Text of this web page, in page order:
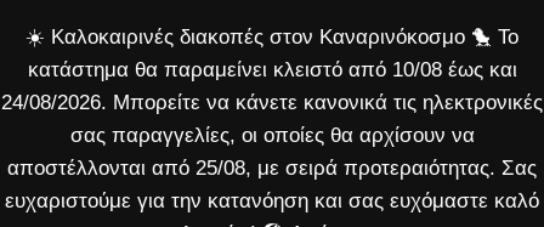
☀️ Καλοκαιρινές διακοπές στον Καναρινόκοσμο 🐤 Το
κατάστημα θα παραμείνει κλειστό από 10/08 έως και
24/08/2026. Μπορείτε να κάνετε κανονικά τις ηλεκτρονικές
σας παραγγελίες, οι οποίες θα αρχίσουν να
αποστέλλονται από 25/08, με σειρά προτεραιότητας. Σας
ευχαριστούμε για την κατανόηση και σας ευχόμαστε καλό
στο
περιεχόμενο
finches
mix
2.5kg
ποσότητα